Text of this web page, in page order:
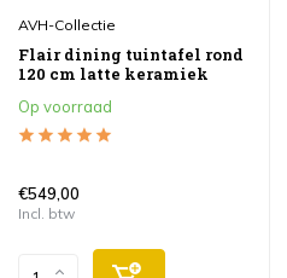
AVH-Collectie
Flair dining tuintafel rond
120 cm latte keramiek
Op voorraad
€549,00
Incl. btw